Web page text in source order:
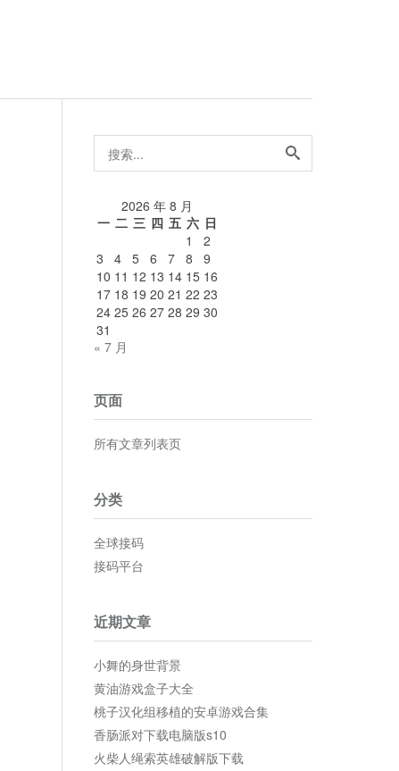
搜
索...
2026 年 8 月
一 二 三 四 五 六 日
1
2
3
4 5 6 7 8
9
10 11 12 13 14 15 16
17 18 19 20 21 22 23
24 25 26 27 28 29 30
31
« 7 月
页面
所有文章列表页
分类
全球接码
接码平台
近期文章
小舞的身世背景
黄油游戏盒子大全
桃子汉化组移植的安卓游戏合集
香肠派对下载电脑版s10
火柴人绳索英雄破解版下载